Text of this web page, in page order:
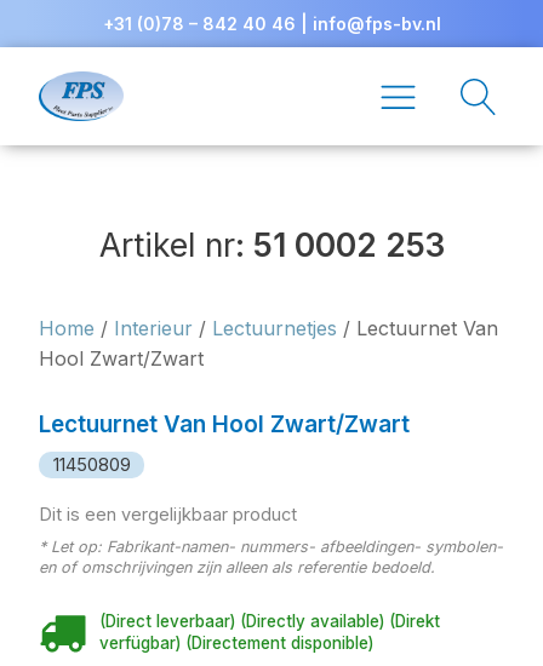
+31 (0)78 – 842 40 46 info@fps-bv.nl
Artikel nr: 51 0002 253
Home / Interieur / Lectuurnetjes / Lectuurnet Van
Hool Zwart/Zwart
Lectuurnet Van Hool Zwart/Zwart
11450809
Dit is een vergelijkbaar product
* Let op: Fabrikant-namen- nummers- afbeeldingen- symbolen-
en of omschrijvingen zijn alleen als referentie bedoeld.
(Direct leverbaar) (Directly available) (Direkt
verfügbar) (Directement disponible)